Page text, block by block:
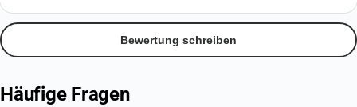
Bewertung schreiben
Häufige Fragen